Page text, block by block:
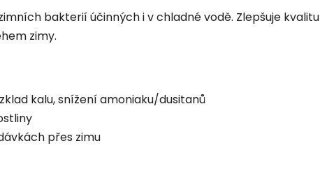
bakterií účinných i v chladné vodě. Zlepšuje kvalitu
zimy.
kalu, snížení amoniaku/dusitanů
přes zimu